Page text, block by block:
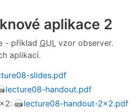
aplikace 2
- příklad GUI, vzor observer.
aplikací.
slides.pdf
lecture08-handout.pdf
lecture08-handout-2x2.pdf